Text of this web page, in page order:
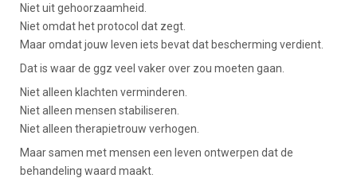
Niet uit gehoorzaamheid.
Niet omdat het protocol dat zegt.
Maar omdat jouw leven iets bevat dat bescherming verdient.
Dat is waar de ggz veel vaker over zou moeten gaan.
Niet alleen klachten verminderen.
Niet alleen mensen stabiliseren.
Niet alleen therapietrouw verhogen.
Maar samen met mensen een leven ontwerpen dat de
behandeling waard maakt.